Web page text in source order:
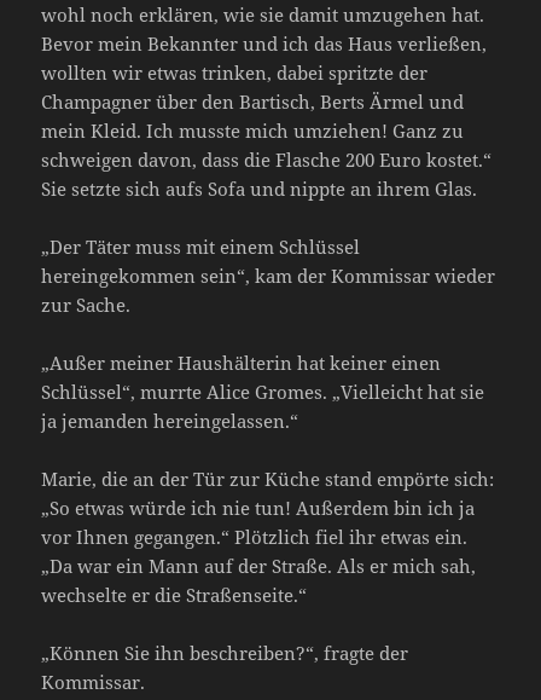
wohl noch erklären, wie sie damit umzugehen hat.
Bevor mein Bekannter und ich das Haus verließen,
wollten wir etwas trinken, dabei spritzte der
Champagner über den Bartisch, Berts Ärmel und
mein Kleid. Ich musste mich umziehen! Ganz zu
schweigen davon, dass die Flasche 200 Euro kostet.“
Sie setzte sich aufs Sofa und nippte an ihrem Glas.
„Der Täter muss mit einem Schlüssel
hereingekommen sein“, kam der Kommissar wieder
zur Sache.
„Außer meiner Haushälterin hat keiner einen
Schlüssel“, murrte Alice Gromes. „Vielleicht hat sie
ja jemanden hereingelassen.“
Marie, die an der Tür zur Küche stand empörte sich:
„So etwas würde ich nie tun! Außerdem bin ich ja
vor Ihnen gegangen.“ Plötzlich fiel ihr etwas ein.
„Da war ein Mann auf der Straße. Als er mich sah,
wechselte er die Straßenseite.“
„Können Sie ihn beschreiben?“, fragte der
Kommissar.